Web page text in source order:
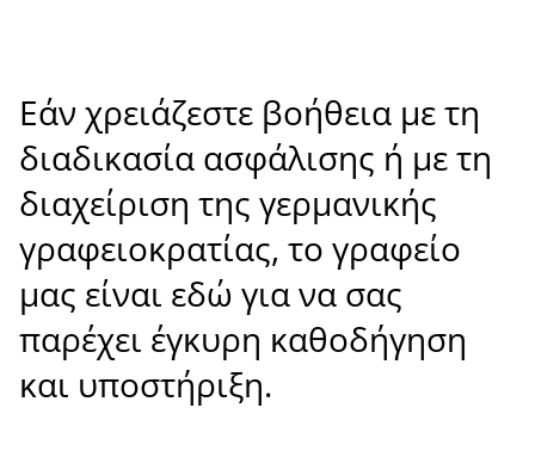
Εάν χρειάζεστε βοήθεια με τη
διαδικασία ασφάλισης ή με τη
διαχείριση της γερμανικής
γραφειοκρατίας, το γραφείο
μας είναι εδώ για να σας
παρέχει έγκυρη καθοδήγηση
και υποστήριξη.